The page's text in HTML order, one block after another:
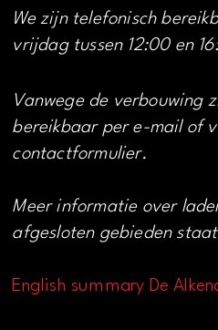
We zijn telefonisch
vrijdag tussen 12:00 en
Vanwege de verbouwing
bereikbaar per e-mail of
contactformulier.
Meer informatie over
afgesloten gebieden staat
English summary De